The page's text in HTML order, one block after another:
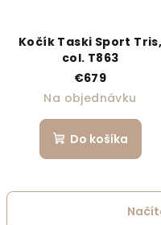
Kočík Taski Sport Tris,
col. T863
€679
Na objednávku
Do košíka